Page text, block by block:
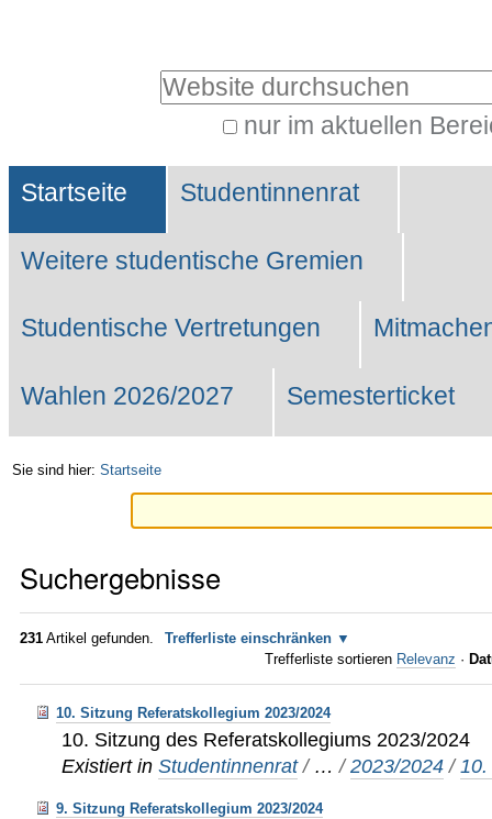
Website durchsuchen
nur im aktuellen
Suche…
Sektionen
Startseite Studentinnenrat
Weitere studentische Gremien
Studentische Vertretungen
Wahlen 2026/2027 Semesterticket
Sie sind hier: Startseite
Suchergebnisse
231 Artikel gefunden.
Trefferliste einschränken
Trefferliste sortieren Relevanz ·
10. Sitzung Referatskollegium 2023/2024
10. Sitzung des Referatskollegiums 2023/2024
Existiert in Studentinnenrat / …/2023/2024 /
9. Sitzung Referatskollegium 2023/2024